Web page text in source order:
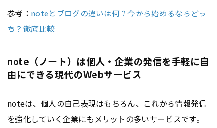
参考： noteとブログの違いは何？今から始めるならどっ
ち？徹底比較
note（ノート）は個人・企業の発信を手軽に自
由にできる現代のWebサービス
noteは、個人の自己表現はもちろん、これから情報発信
を強化していく企業にもメリットの多いサービスです。